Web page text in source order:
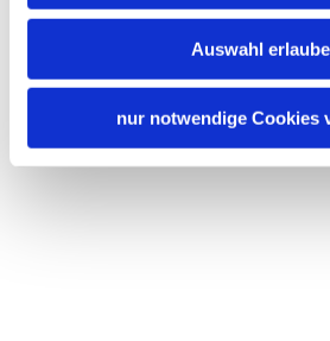
Auswahl
nur notwendige Cookies